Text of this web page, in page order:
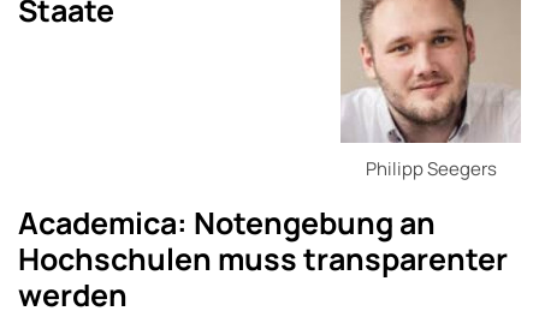
Philipp Seegers
Staate
Academica: Notengebung an
Hochschulen muss transparenter
werden